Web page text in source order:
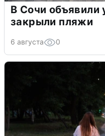
В Сочи объявили
закрыли пляжи
6 августа 0